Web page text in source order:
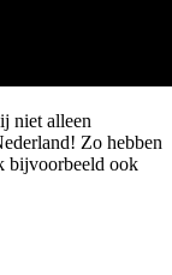
niet alleen
Zo hebben
bijvoorbeeld ook